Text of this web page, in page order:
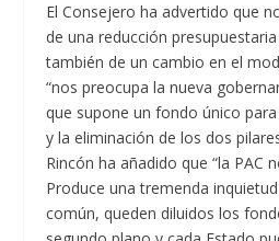
El Consejero ha advertido que
de una reducción
también de un cambio en el
“nos preocupa la nueva
que supone un fondo único
y la eliminación de los dos
Rincón ha añadido que “la PAC
Produce una tremenda
común, queden diluidos los